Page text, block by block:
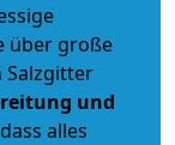
über große
Salzgitter
und
alles